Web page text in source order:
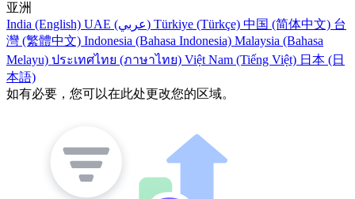
亚洲
India (English)
UAE (عربي) Türkiye (Türkçe) 中国 (简体中文) 台
灣 (繁體中文) Indonesia (Bahasa Indonesia) Malaysia (Bahasa
Melayu) ประเทศไทย (ภาษาไทย) Việt Nam (Tiếng Việt) 日本 (日
本語)
如有必要，您可以在此处更改您的区域。